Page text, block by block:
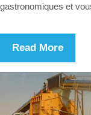
gastronomiques et
Read More